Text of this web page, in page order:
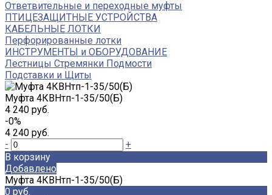
Ответвительные и переходные муфты
ПТИЦЕЗАЩИТНЫЕ УСТРОЙСТВА
КАБЕЛЬНЫЕ ЛОТКИ
Перфорированные лотки
ИНСТРУМЕНТЫ и ОБОРУДОВАНИЕ
Лестницы Стремянки Подмости
Подставки и Щиты
Муфта 4КВНтп-1-35/50(Б)
4 240 руб.
-0%
4 240 руб.
-
+
В корзину
Добавлено
Муфта 4КВНтп-1-35/50(Б)
0 руб.